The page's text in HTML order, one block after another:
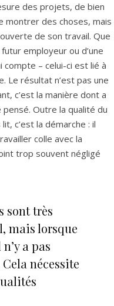
des projets, de bien
montrer des choses, mais
de son travail. Que
employeur ou d’une
compte – celui-ci est lié à
Le résultat n’est pas une
c’est la manière dont a
Outre la qualité du
c’est la démarche : il
colle avec la
trop souvent négligé
sont très
mais lorsque
a pas
nécessite